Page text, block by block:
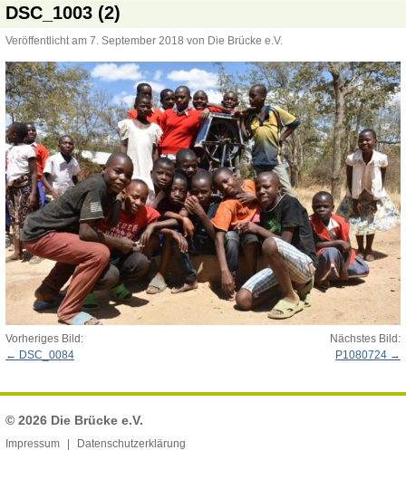
DSC_1003 (2)
Veröffentlicht am 7. September 2018 von Die Brücke e.V.
Vorheriges Bild:
DSC_0084
Nächstes Bild:
P1080724
© 2026 Die Brücke e.V.
Impressum Datenschutzerklärung